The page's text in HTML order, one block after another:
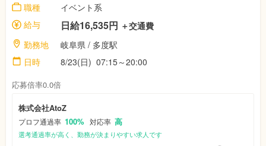
職種
イベント系
給与
日給16,535円 ＋交通費
勤務地
岐阜県 / 多度駅
日時
8/23(日) 07:15～20:00
応募倍率0.0倍
株式会社AtoZ
プロフ通過率 100% 対応率 高
選考通過率が高く、勤務が決まりやすい求人です